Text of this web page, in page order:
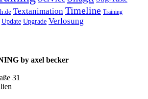
Textanimation Timeline Training
Update Upgrade Verlosung
by axel becker
31